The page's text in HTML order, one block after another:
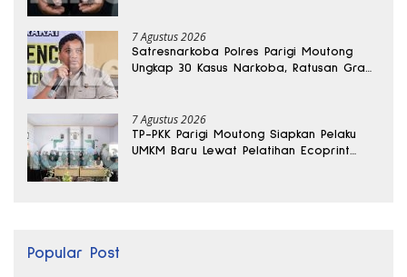
7 Agustus 2026
Satresnarkoba Polres Parigi Moutong
Ungkap 30 Kasus Narkoba, Ratusan Gram
7 Agustus 2026
TP-PKK Parigi Moutong Siapkan Pelaku
UMKM Baru Lewat Pelatihan Ecoprint
Popular Post